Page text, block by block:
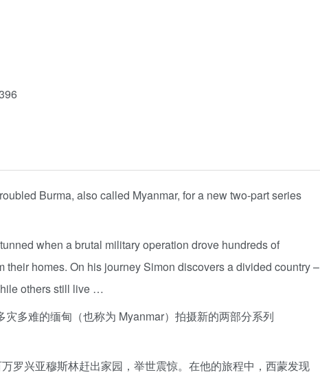
Burma, also called Myanmar, for a new two-part series
when a brutal military operation drove hundreds of
homes. On his journey Simon discovers a divided country –
others still live …
灾多难的缅甸（也称为 Myanmar）拍摄新的两部分系列
罗兴亚穆斯林赶出家园，举世震惊。在他的旅程中，西蒙发现